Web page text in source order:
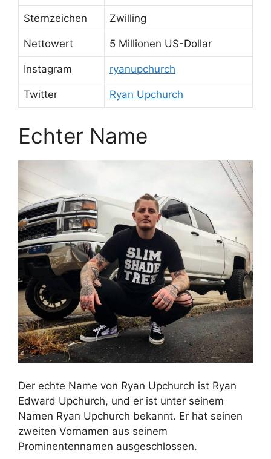
Sternzeichen Zwilling
Nettowert 5 Millionen US-Dollar
Instagram ryanupchurch
Twitter Ryan Upchurch
Echter Name
Der echte Name von Ryan Upchurch ist Ryan
Edward Upchurch, und er ist unter seinem
Namen Ryan Upchurch bekannt. Er hat seinen
zweiten Vornamen aus seinem
Prominentennamen ausgeschlossen.